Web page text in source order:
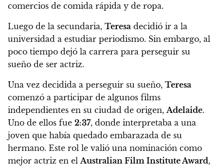
comercios de comida rápida y de ropa.
Luego de la secundaria, Teresa decidió ir a la
universidad a estudiar periodismo. Sin embargo, al
poco tiempo dejó la carrera para perseguir su
sueño de ser actriz.
Una vez decidida a perseguir su sueño, Teresa
comenzó a participar de algunos films
independientes en su ciudad de origen, Adelaide.
Uno de ellos fue 2:37, donde interpretaba a una
joven que había quedado embarazada de su
hermano. Este rol le valió una nominación como
mejor actriz en el Australian Film Institute Award,